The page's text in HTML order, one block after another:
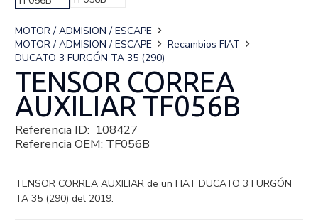
MOTOR / ADMISION / ESCAPE
MOTOR / ADMISION / ESCAPE
Recambios FIAT
DUCATO 3 FURGÓN TA 35 (290)
TENSOR CORREA
AUXILIAR TF056B
Referencia ID: 108427
Referencia OEM: TF056B
TENSOR CORREA AUXILIAR de un FIAT DUCATO 3 FURGÓN
TA 35 (290) del 2019.